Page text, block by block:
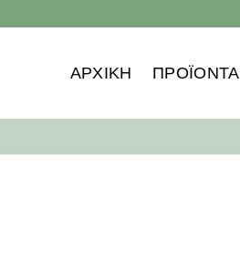
ΑΡΧΙΚΗ ΠΡΟΪOΝΤΑ